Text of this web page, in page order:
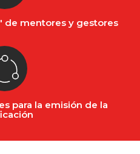
de mentores y gestores
para la emisión de la